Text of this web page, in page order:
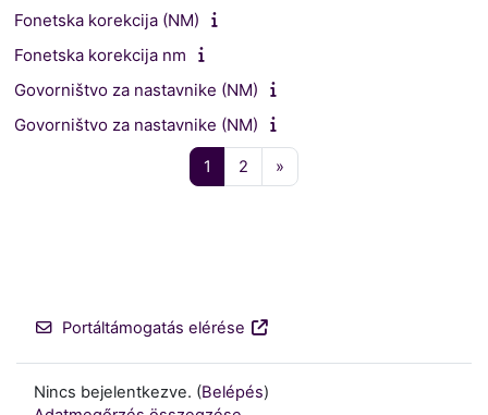
Fonetska korekcija (NM)
Fonetska korekcija nm
Govorništvo za nastavnike (NM)
Govorništvo za nastavnike (NM)
1 1 oldal
2 2 oldal
»
Portáltámogatás elérése
Nincs bejelentkezve. (Belépés)